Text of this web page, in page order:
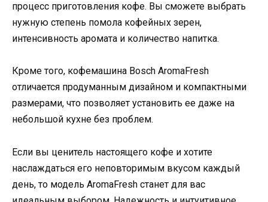
процесс приготовления кофе. Вы сможете выбрать
нужную степень помола кофейных зерен,
интенсивность аромата и количество напитка.
Кроме того, кофемашина Bosch AromaFresh
отличается продуманным дизайном и компактными
размерами, что позволяет установить ее даже на
небольшой кухне без проблем.
Если вы ценитель настоящего кофе и хотите
наслаждаться его неповторимым вкусом каждый
день, то модель AromaFresh станет для вас